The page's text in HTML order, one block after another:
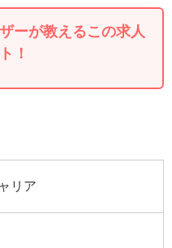
ーが教えるこの求人
！
リア